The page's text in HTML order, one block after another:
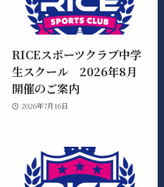
RICEスポーツクラブ中学
生スクール 2026年8月
開催のご案内
2026年7月16日